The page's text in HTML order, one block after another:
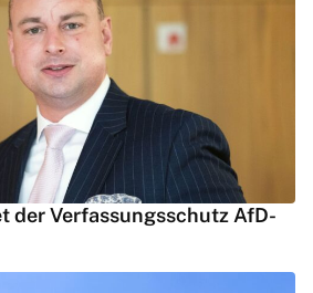
der Verfassungsschutz AfD-